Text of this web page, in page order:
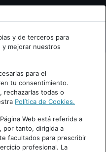
Cancelar
y de terceros para
y mejorar nuestros
para el
tu consentimiento.
rechazarlas todas o
Política de Cookies.
Web está referida a
por tanto, dirigida a
facultados para prescribir
profesional. La